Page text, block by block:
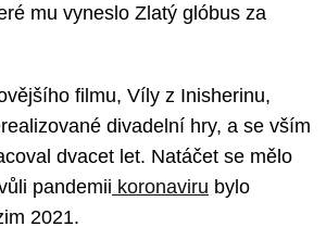
mu vyneslo Zlatý glóbus za
filmu, Víly z Inisherinu,
divadelní hry, a se vším
dvacet let. Natáčet se mělo
pandemii koronaviru bylo
2021.